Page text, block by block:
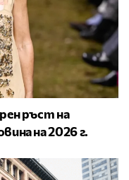
ръст на
на 2026 г.